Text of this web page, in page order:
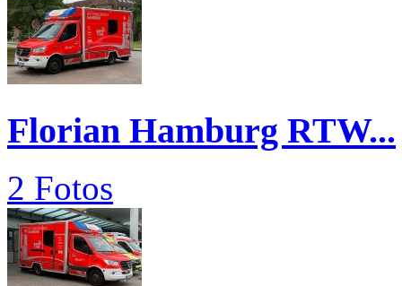
Florian Hamburg RTW...
2 Fotos